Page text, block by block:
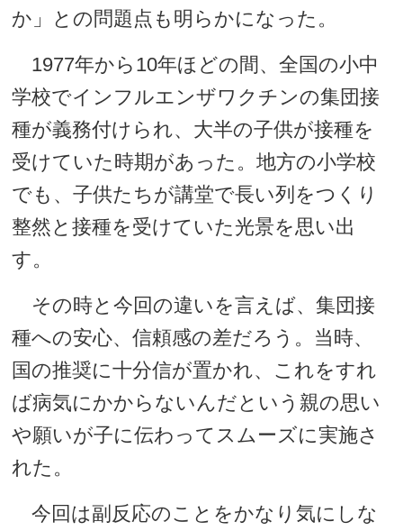
か」との問題点も明らかになった。
1977年から10年ほどの間、全国の小中
学校でインフルエンザワクチンの集団接
種が義務付けられ、大半の子供が接種を
受けていた時期があった。地方の小学校
でも、子供たちが講堂で長い列をつくり
整然と接種を受けていた光景を思い出
す。
その時と今回の違いを言えば、集団接
種への安心、信頼感の差だろう。当時、
国の推奨に十分信が置かれ、これをすれ
ば病気にかからないんだという親の思い
や願いが子に伝わってスムーズに実施さ
れた。
今回は副反応のことをかなり気にしな